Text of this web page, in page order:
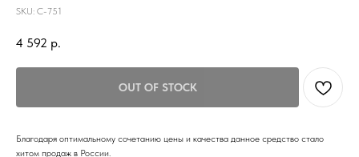
SKU: С-751
4 592 р.
OUT OF STOCK
Благодаря оптимальному сочетанию цены и качества данное средство стало
хитом продаж в России.